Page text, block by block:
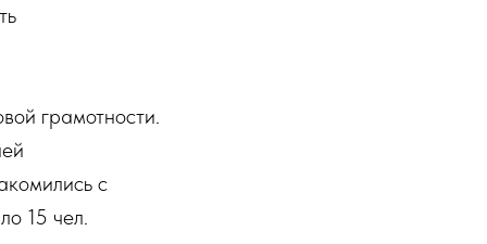
грамотности.
с
15 чел.